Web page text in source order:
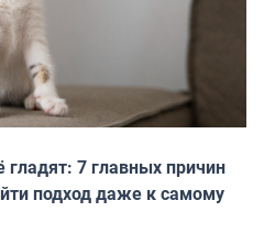
7 главных причин
подход даже к самому